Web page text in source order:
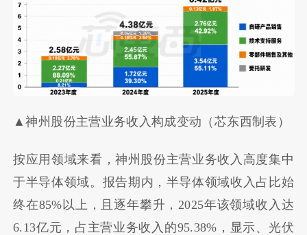
▲神州股份主营业务收入构成变动（芯东西制表）
按应用领域来看，神州股份主营业务收入 高度集中
于半导体领域。报告期内，半导体领域收入占比始
终在85%以上，且逐年攀升，2025年该领域收入达
6.13亿元，占主营业务收入的95.38%，显示、光伏